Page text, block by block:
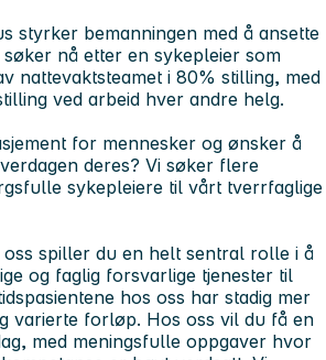
styrker bemanningen med å ansette
nå etter en sykepleier som
nattevaktsteamet i 80% stilling, med
ved arbeid hver andre helg.
for mennesker og ønsker å
deres? Vi søker flere
sykepleiere til vårt tverrfaglige
spiller du en helt sentral rolle i å
og faglig forsvarlige tjenester til
hos oss har stadig mer
varierte forløp. Hos oss vil du få en
med meningsfulle oppgaver hvor